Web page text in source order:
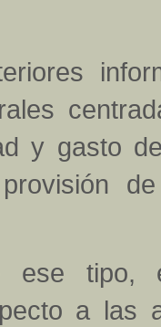
y gasto
ese tipo,
a las